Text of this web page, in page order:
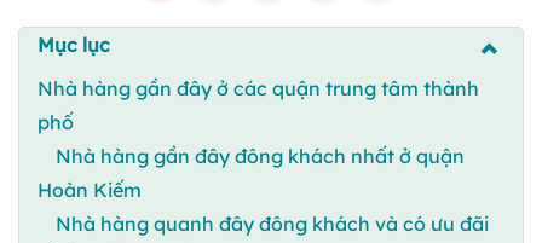
Mục lục
Nhà hàng gần đây ở các quận trung tâm thành
phố
Nhà hàng gần đây đông khách nhất ở quận
Hoàn Kiếm
Nhà hàng quanh đây đông khách và có ưu đãi